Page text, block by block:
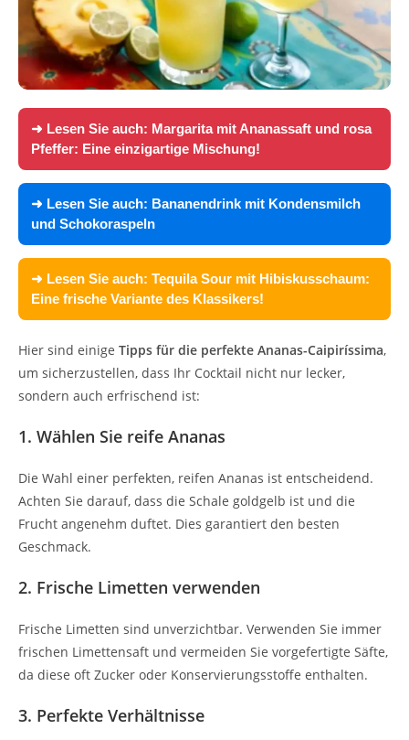
➜ Lesen Sie auch: Margarita mit Ananassaft und rosa
Pfeffer: Eine einzigartige Mischung!
➜ Lesen Sie auch: Bananendrink mit Kondensmilch
und Schokoraspeln
➜ Lesen Sie auch: Tequila Sour mit Hibiskusschaum:
Eine frische Variante des Klassikers!
Hier sind einige Tipps für die perfekte Ananas-Caipiríssima,
um sicherzustellen, dass Ihr Cocktail nicht nur lecker,
sondern auch erfrischend ist:
1. Wählen Sie reife Ananas
Die Wahl einer perfekten, reifen Ananas ist entscheidend.
Achten Sie darauf, dass die Schale goldgelb ist und die
Frucht angenehm duftet. Dies garantiert den besten
Geschmack.
2. Frische Limetten verwenden
Frische Limetten sind unverzichtbar. Verwenden Sie immer
frischen Limettensaft und vermeiden Sie vorgefertigte Säfte,
da diese oft Zucker oder Konservierungsstoffe enthalten.
3. Perfekte Verhältnisse